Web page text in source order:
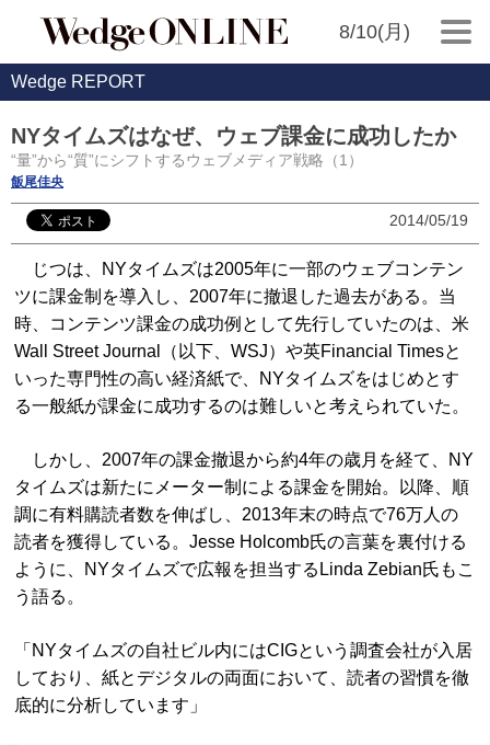
8/10(月)
Wedge REPORT
NYタイムズはなぜ、ウェブ課金に成功したか
“量”から“質”にシフトするウェブメディア戦略（1）
飯尾佳央
2014/05/19
じつは、NYタイムズは2005年に一部のウェブコンテン
ツに課金制を導入し、2007年に撤退した過去がある。当
時、コンテンツ課金の成功例として先行していたのは、米
Wall Street Journal（以下、WSJ）や英Financial Timesと
いった専門性の高い経済紙で、NYタイムズをはじめとす
る一般紙が課金に成功するのは難しいと考えられていた。
しかし、2007年の課金撤退から約4年の歳月を経て、NY
タイムズは新たにメーター制による課金を開始。以降、順
調に有料購読者数を伸ばし、2013年末の時点で76万人の
読者を獲得している。Jesse Holcomb氏の言葉を裏付ける
ように、NYタイムズで広報を担当するLinda Zebian氏もこ
う語る。
「NYタイムズの自社ビル内にはCIGという調査会社が入居
しており、紙とデジタルの両面において、読者の習慣を徹
底的に分析しています」